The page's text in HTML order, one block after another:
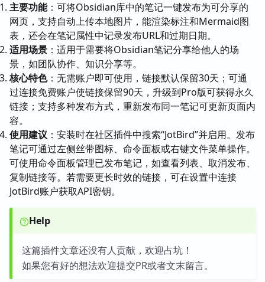
主要功能：可将Obsidian库中的笔记一键发布为可分享的
网页，支持自动上传本地图片，能渲染标注和Mermaid图
表，还会在笔记属性中记录发布URL和过期日期。
适用场景 ：适用于需要将Obsidian笔记分享给他人的场
景，如团队协作、知识分享等。
核心特色：无需账户即可使用，链接默认保留30天；可通
过连接免费账户使链接保留90天，升级到Pro版可获得永久
链接；支持多种发布方式，重新发布同一笔记可更新页面内
容。
使用建议 ：安装时在社区插件中搜索“JotBird”并启用。发布
笔记可通过左侧丝带图标、命令面板或右键文件菜单操作。
可使用命令面板管理已发布笔记，如查看列表、取消发布、
复制链接等。若需要更长时效的链接，可在设置中连接
JotBird账户获取API密钥。
Help
这篇插件文章还没有人贡献，欢迎占坑！
如果您有好的想法欢迎提交PR或者文末留言。